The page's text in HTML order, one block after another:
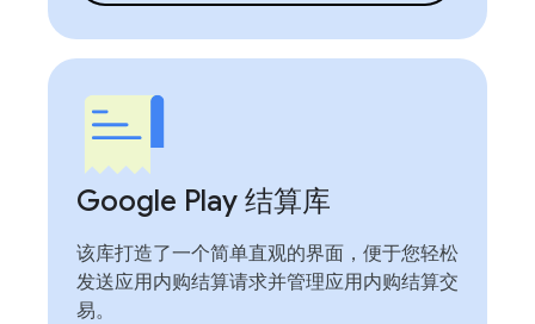
Google Play 结算库
该库打造了一个简单直观的界面，便于您轻松
发送应用内购结算请求并管理应用内购结算交
易。